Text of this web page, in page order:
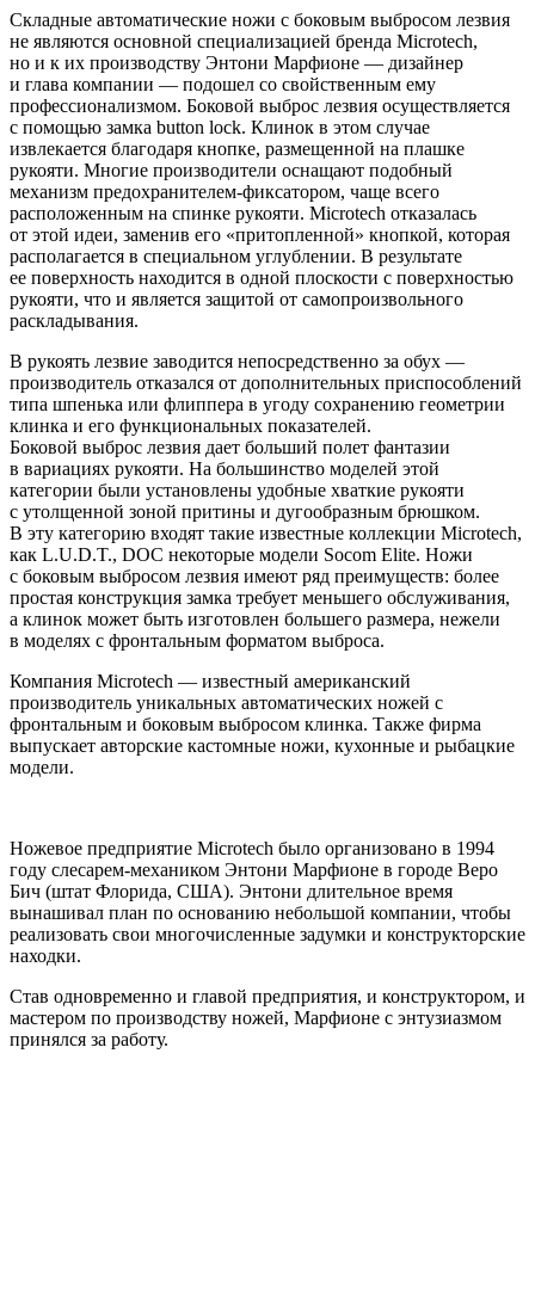
Складные автоматические ножи с боковым выбросом лезвия
не являются основной специализацией бренда Microtech,
но и к их производству Энтони Марфионе — дизайнер
и глава компании — подошел со свойственным ему
профессионализмом. Боковой выброс лезвия осуществляется
с помощью замка button lock. Клинок в этом случае
извлекается благодаря кнопке, размещенной на плашке
рукояти. Многие производители оснащают подобный
механизм предохранителем-фиксатором, чаще всего
расположенным на спинке рукояти. Microtech отказалась
от этой идеи, заменив его «притопленной» кнопкой, которая
располагается в специальном углублении. В результате
ее поверхность находится в одной плоскости с поверхностью
рукояти, что и является защитой от самопроизвольного
раскладывания.
В рукоять лезвие заводится непосредственно за обух —
производитель отказался от дополнительных приспособлений
типа шпенька или флиппера в угоду сохранению геометрии
клинка и его функциональных показателей.
Боковой выброс лезвия дает больший полет фантазии
в вариациях рукояти. На большинство моделей этой
категории были установлены удобные хваткие рукояти
с утолщенной зоной притины и дугообразным брюшком.
В эту категорию входят такие известные коллекции Microtech,
как L.U.D.T., DOC некоторые модели Socom Elite. Ножи
с боковым выбросом лезвия имеют ряд преимуществ: более
простая конструкция замка требует меньшего обслуживания,
а клинок может быть изготовлен большего размера, нежели
в моделях с фронтальным форматом выброса.
Компания Microtech — известный американский
производитель уникальных автоматических ножей с
фронтальным и боковым выбросом клинка. Также фирма
выпускает авторские кастомные ножи, кухонные и рыбацкие
модели.
Ножевое предприятие Microtech было организовано в 1994
году слесарем-механиком Энтони Марфионе в городе Веро
Бич (штат Флорида, США). Энтони длительное время
вынашивал план по основанию небольшой компании, чтобы
реализовать свои многочисленные задумки и конструкторские
находки.
Став одновременно и главой предприятия, и конструктором, и
мастером по производству ножей, Марфионе с энтузиазмом
принялся за работу.